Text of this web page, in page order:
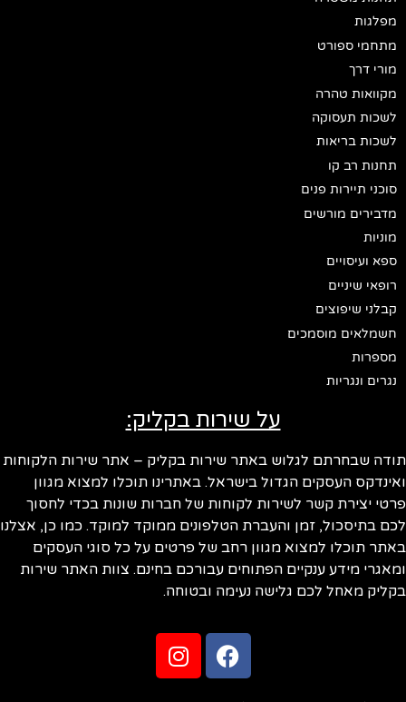
מפלגות
מתחמי ספורט
מורי דרך
מקוואות טהרה
לשכות תעסוקה
לשכות בריאות
תחנות רב קו
סוכני תיירות פנים
מדבירים מורשים
מוניות
ספא ועיסויים
רופאי שיניים
קבלני שיפוצים
חשמלאים מוסמכים
מספרות
נגרים ונגריות
על שירות בקליק:
שבחרתם לגלוש באתר שירות בקליק – אתר שירות הלקוחות
העסקים הגדול בישראל. באתרינו תוכלו למצוא מגוון
יצירת קשר לשירות לקוחות של חברות שונות בכדי לחסוך
בתיסכול, זמן והעברת הטלפונים ממוקד למוקד. כמו כן, אצלנו
תוכלו למצוא מגוון רחב של פרטים על כל סוגי העסקים
מידע ענקיים הפתוחים עבורכם בחינם. צוות האתר שירות
מאחל לכם גלישה נעימה ובטוחה.